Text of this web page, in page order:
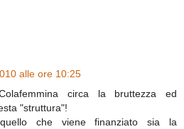
alle ore 10:25
circa la bruttezza ed
"struttura"!
che viene finanziato sia la